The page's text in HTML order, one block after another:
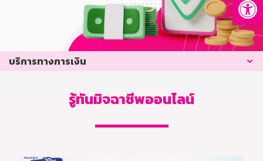
บริการออนไลน์
บริการทางการเงิน
รู้ทันมิจฉาชีพออนไลน์